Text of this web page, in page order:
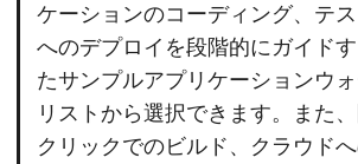
ケーションのコーディング、テ
へのデプロイを段階的にガイド
たサンプルアプリケーションウ
リストから選択できます。また
クリックでのビルド、クラウドへ